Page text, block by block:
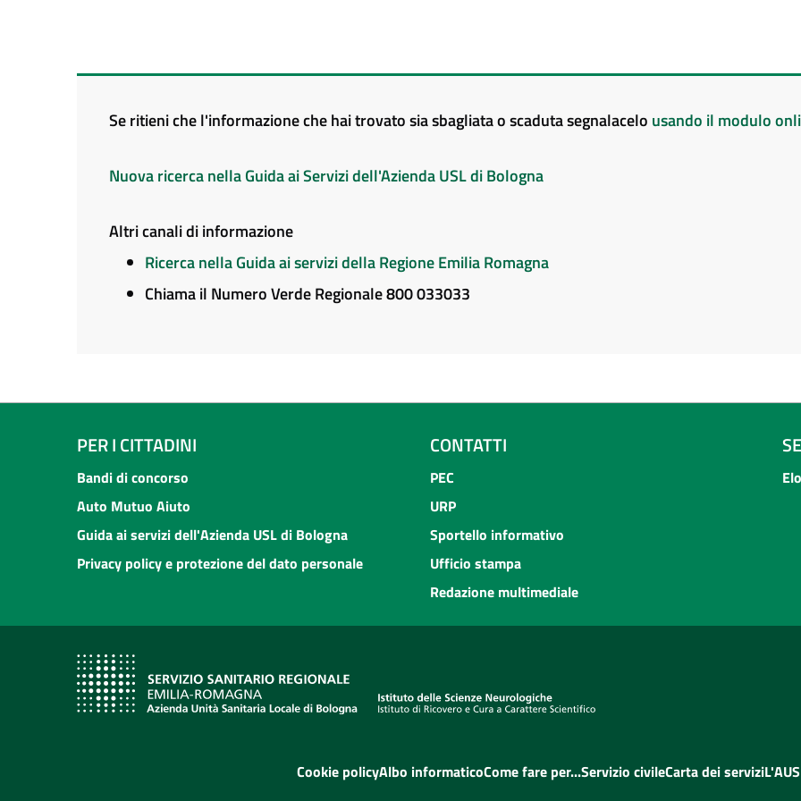
Se ritieni che l'informazione che hai trovato sia sbagliata o scaduta segnalacelo usando il modulo
Nuova ricerca nella Guida ai Servizi dell'Azienda USL di Bologna
Altri canali di informazione
Ricerca nella Guida ai servizi della Regione Emilia Romagna
Chiama il Numero Verde Regionale 800 033033
PER I CITTADINI
Bandi di concorso
Auto Mutuo Aiuto
Guida ai servizi dell'Azienda USL di Bologna
Privacy policy e protezione del dato personale
CONTATTI
PEC
URP
Sportello informativo
Ufficio stampa
Redazione multimediale
Cookie policyAlbo informaticoCome fare per...Servizio civileCarta dei servizi